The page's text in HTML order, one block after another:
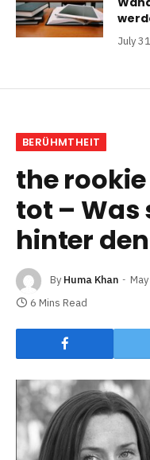
July
BERÜHMTHEIT
the
tot –
hinter
By Huma Khan
6 Mins Read